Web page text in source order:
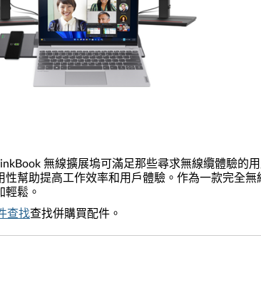
無線擴展塢可滿足那些尋求無線纜體驗的
性幫助提高工作效率和用戶體驗。作為一款完全
輕鬆。
查找查找併購買配件。